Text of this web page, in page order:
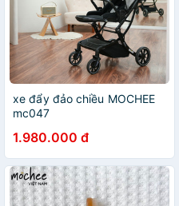
xe đẩy đảo chiều MOCHEE
mc047
1.980.000 đ